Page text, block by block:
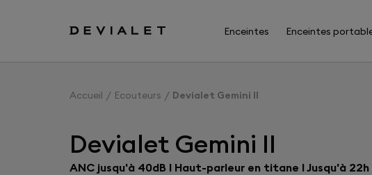
Enceintes Enceintes
Accueil Ecouteurs Devialet Gemini II
Devialet Gemini II
ANC jusqu'à 40dB I Haut-parleur en titane I Jusqu'à